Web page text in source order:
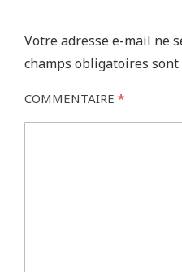
Votre adresse e-mail ne
champs obligatoires sont
COMMENTAIRE *